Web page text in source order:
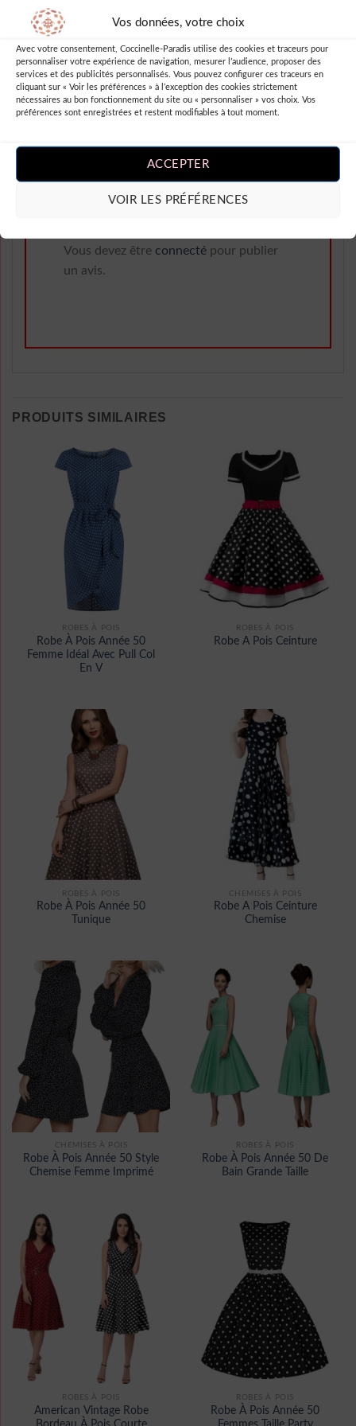
Vos données, votre choix
Avec votre consentement, Coccinelle-Paradis utilise des cookies et traceurs pour
personnaliser votre expérience de navigation, mesurer l’audience, proposer des
services et des publicités personnalisés. Vous pouvez configurer ces traceurs en
cliquant sur « Voir les préférences » à l’exception des cookies strictement
nécessaires au bon fonctionnement du site ou « personnaliser » vos choix. Vos
préférences sont enregistrées et restent modifiables à tout moment.
ACCEPTER
VOIR LES PRÉFÉRENCES
parfaite et la qualité du tissu est
dans cette robe. Je recommande à
toutes les femmes qui veulent se
sentir belles et confiantes cet été.
Vous devez être connecté pour publier
un avis.
PRODUITS SIMILAIRES
ROBES À POIS
Robe À Pois Année 50
Femme Idéal Avec Pull Col
En V
ROBES À POIS
Robe A Pois Ceinture
ROBES À POIS
Robe À Pois Année 50
Tunique
CHEMISES À POIS
Robe A Pois Ceinture
Chemise
CHEMISES À POIS
Robe À Pois Année 50 Style
Chemise Femme Imprimé
ROBES À POIS
Robe À Pois Année 50 De
Bain Grande Taille
ROBES À POIS
American Vintage Robe
ROBES À POIS
Robe À Pois Année 50